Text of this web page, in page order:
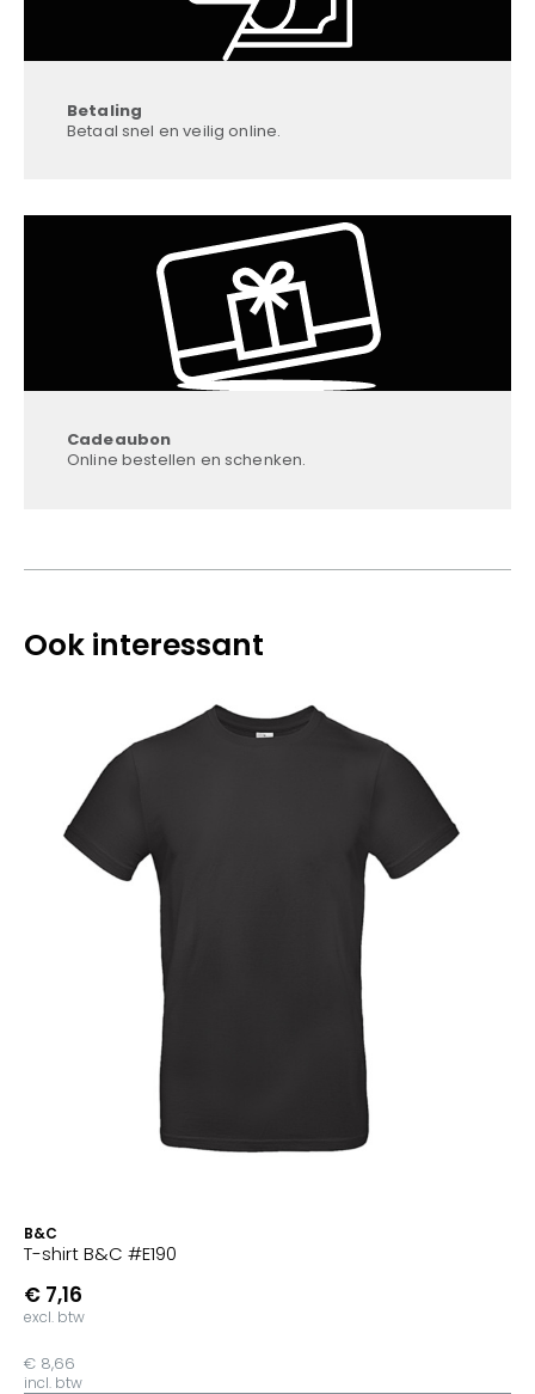
Betaling
Betaal snel en veilig online.
Cadeaubon
Online bestellen en schenken.
Ook interessant
B&C
T-shirt B&C #E190
€ 7,16
excl. btw
€ 8,66
incl. btw